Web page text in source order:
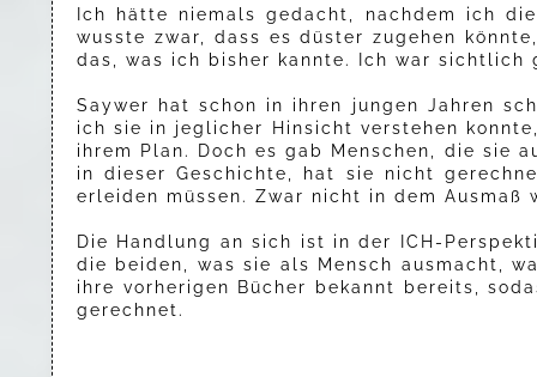
Ich hätte niemals gedacht, nachdem ich
wusste zwar, dass es düster zugehen
das, was ich bisher kannte. Ich war
Saywer hat schon in ihren jungen Jahren
ich sie in jeglicher Hinsicht verstehen
ihrem Plan. Doch es gab Menschen, die sie
in dieser Geschichte, hat sie nicht
erleiden müssen. Zwar nicht in dem Ausmaß
Die Handlung an sich ist in der ICH-
die beiden, was sie als Mensch ausmacht,
ihre vorherigen Bücher bekannt bereits,
gerechnet.